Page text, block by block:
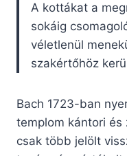
A kottákat a
sokáig
véletlenül
szakértőhöz
Bach 1723-ban
templom kántori és
csak több jelölt